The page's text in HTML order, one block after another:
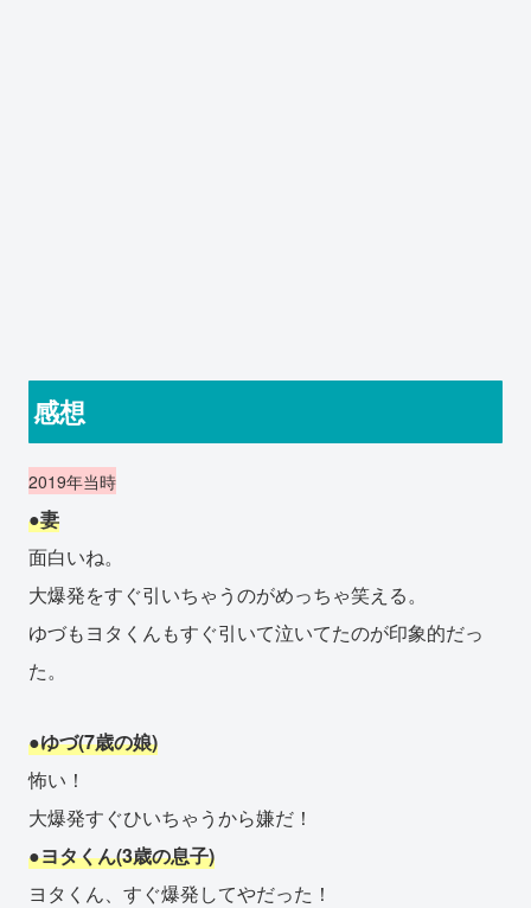
感想
2019年当時
●妻
面白いね。
大爆発をすぐ引いちゃうのがめっちゃ笑える。
ゆづもヨタくんもすぐ引いて泣いてたのが印象的だっ
た。
●ゆづ(7歳の娘)
怖い！
大爆発すぐひいちゃうから嫌だ！
●ヨタくん(3歳の息子)
ヨタくん、すぐ爆発してやだった！